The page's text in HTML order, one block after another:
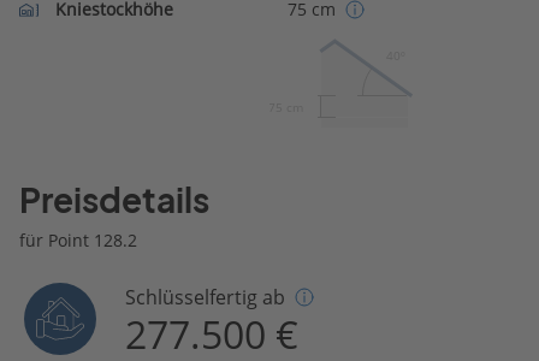
Kniestockhöhe 75 cm
Preisdetails
für Point 128.2
Schlüsselfertig ab
277.500 €